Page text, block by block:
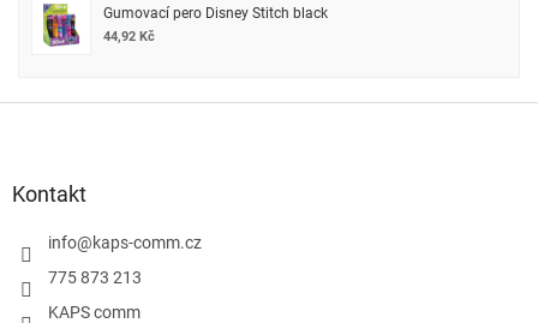
Gumovací pero Disney Stitch black
44,92 Kč
Kontakt
info@kaps-comm.cz
775 873 213
KAPS comm